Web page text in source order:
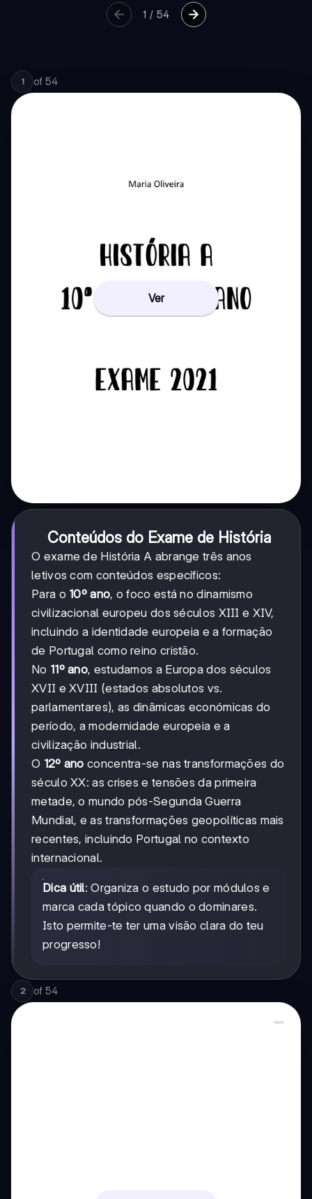
1 / 54
1 of 54
Ver
Conteúdos do Exame de História
O exame de História A abrange três anos
letivos com conteúdos específicos:
Para o 10º ano, o foco está no dinamismo
civilizacional europeu dos séculos XIII e XIV,
incluindo a identidade europeia e a formação
de Portugal como reino cristão.
No 11º ano, estudamos a Europa dos séculos
XVII e XVIII (estados absolutos vs.
parlamentares), as dinâmicas económicas do
período, a modernidade europeia e a
civilização industrial.
O 12º ano concentra-se nas transformações do
século XX: as crises e tensões da primeira
metade, o mundo pós-Segunda Guerra
Mundial, e as transformações geopolíticas mais
recentes, incluindo Portugal no contexto
internacional.
Dica útil: Organiza o estudo por módulos e
marca cada tópico quando o dominares.
Isto permite-te ter uma visão clara do teu
progresso!
2 of 54